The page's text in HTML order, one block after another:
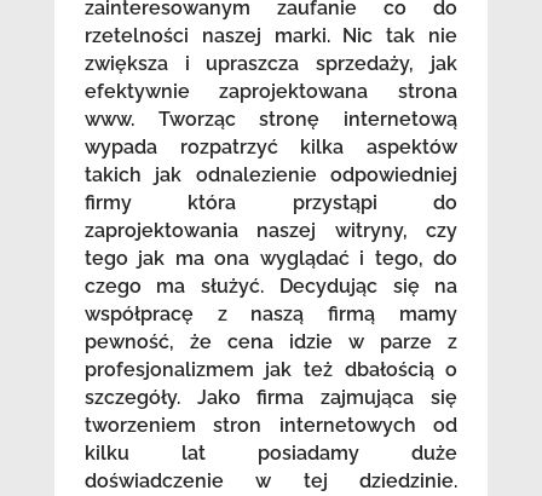
zainteresowanym zaufanie co do
rzetelności naszej marki. Nic tak nie
zwiększa i upraszcza sprzedaży, jak
efektywnie zaprojektowana strona
www. Tworząc stronę internetową
wypada rozpatrzyć kilka aspektów
takich jak odnalezienie odpowiedniej
firmy która przystąpi do
zaprojektowania naszej witryny, czy
tego jak ma ona wyglądać i tego, do
czego ma służyć. Decydując się na
współpracę z naszą firmą mamy
pewność, że cena idzie w parze z
profesjonalizmem jak też dbałością o
szczegóły. Jako firma zajmująca się
tworzeniem stron internetowych od
kilku lat posiadamy duże
doświadczenie w tej dziedzinie.